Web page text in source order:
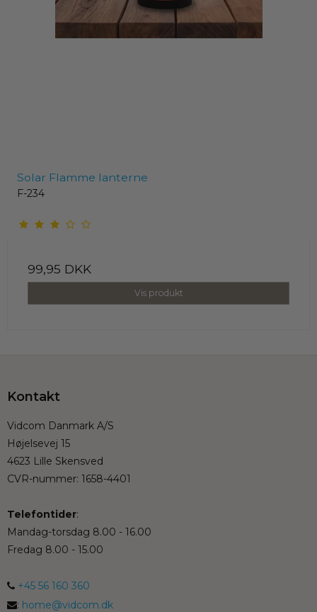
Solar Flamme lanterne
F-234
99,95 DKK
Vis produkt
Kontakt
Vidcom Danmark A/S
Højelsevej 15
4623 Lille Skensved
CVR-nummer: 1658-4401
Telefontider:
Mandag-torsdag 8.00 - 16.00
Fredag 8.00 - 15.00
+45 56 160 360
: home@vidcom.dk